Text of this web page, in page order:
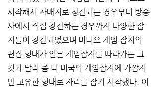
시작해서 자매지로 창간되는 경우부터 방송
사에서 직접 창간하는 경우까지 다양한 잡
지들이 창간되었으며 비디오 게임 잡지의
편집 형태가 일본 게임잡지를 따라가는 그
것과 달리 좀 더 미국의 게임잡지에 가깝지
만 고유한 형태로 자리를 잡기 시작했다. 이